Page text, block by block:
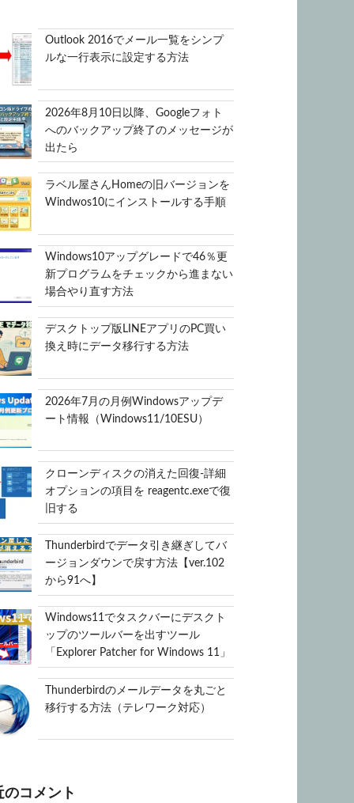
Outlook 2016でメール一覧をシンプ
ルな一行表示に設定する方法
2026年8月10日以降、Googleフォト
へのバックアップ終了のメッセージが
出たら
ラベル屋さんHomeの旧バージョンを
Windwos10にインストールする手順
Windows10アップグレードで46％更
新プログラムをチェックから進まない
場合やり直す方法
デスクトップ版LINEアプリのPC買い
換え時にデータ移行する方法
2026年7月の月例Windowsアップデ
ート情報（Windows11/10ESU）
クローンディスクの消えた回復-詳細
オプションの項目を reagentc.exeで復
旧する
Thunderbirdでデータ引き継ぎしてバ
ージョンダウンで戻す方法【ver.102
から91へ】
Windows11でタスクバーにデスクト
ップのツールバーを出すツール
「Explorer Patcher for Windows 11」
Thunderbirdのメールデータを丸ごと
移行する方法（テレワーク対応）
のコメント